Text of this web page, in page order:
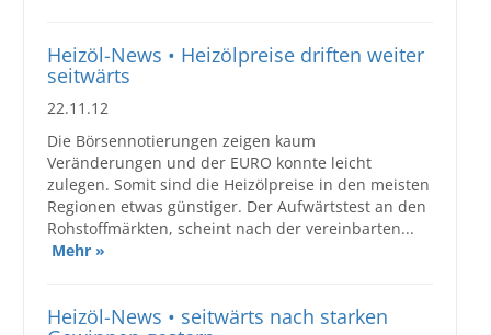
Heizöl-News • Heizölpreise driften weiter
seitwärts
22.11.12
Die Börsennotierungen zeigen kaum
Veränderungen und der EURO konnte leicht
zulegen. Somit sind die Heizölpreise in den meisten
Regionen etwas günstiger. Der Aufwärtstest an den
Rohstoffmärkten, scheint nach der vereinbarten...
Mehr »
Heizöl-News • seitwärts nach starken